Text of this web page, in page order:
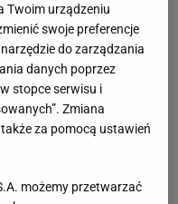
Twoim urządzeniu
swoje preferencje
do zarządzania
danych poprzez
stopce serwisu i
Zmiana
za pomocą ustawień
możemy przetwarzać